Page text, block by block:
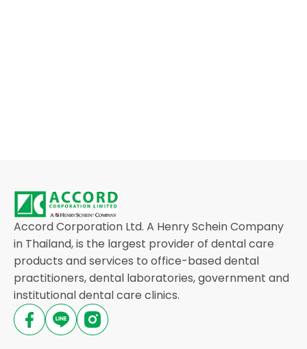
Accord Corporation Ltd. A Henry Schein Company
in Thailand, is the largest provider of dental care
products and services to office-based dental
practitioners, dental laboratories, government and
institutional dental care clinics.